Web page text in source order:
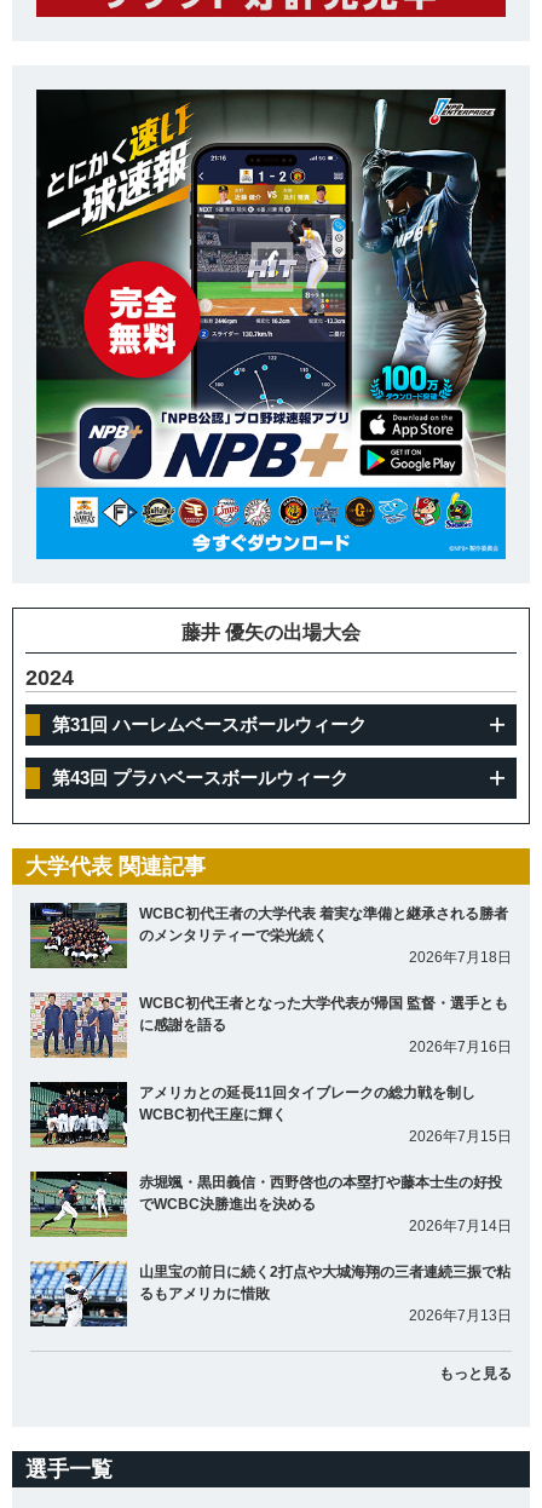
藤井 優矢の出場大会
2024
第31回 ハーレムベースボールウィーク
第43回 プラハベースボールウィーク
大学代表 関連記事
WCBC初代王者の大学代表 着実な準備と継承される勝者
のメンタリティーで栄光続く
2026年7月18日
WCBC初代王者となった大学代表が帰国 監督・選手とも
に感謝を語る
2026年7月16日
アメリカとの延長11回タイブレークの総力戦を制し
WCBC初代王座に輝く
2026年7月15日
赤堀颯・黒田義信・西野啓也の本塁打や藤本士生の好投
でWCBC決勝進出を決める
2026年7月14日
山里宝の前日に続く2打点や大城海翔の三者連続三振で粘
るもアメリカに惜敗
2026年7月13日
もっと見る
選手一覧